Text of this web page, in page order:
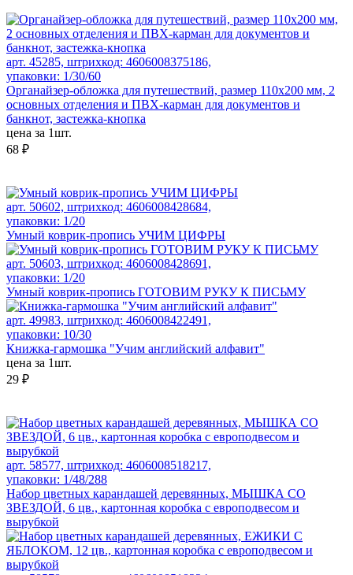
арт. 45285, штрихкод: 4606008375186,
упаковки: 1/30/60
Органайзер-обложка для путешествий, размер 110х200 мм, 2
основных отделения и ПВХ-карман для документов и
банкнот, застежка-кнопка
цена за 1шт.
68 ₽
арт. 50602, штрихкод: 4606008428684,
упаковки: 1/20
Умный коврик-пропись УЧИМ ЦИФРЫ
арт. 50603, штрихкод: 4606008428691,
упаковки: 1/20
Умный коврик-пропись ГОТОВИМ РУКУ К ПИСЬМУ
арт. 49983, штрихкод: 4606008422491,
упаковки: 10/30
Книжка-гармошка "Учим английский алфавит"
цена за 1шт.
29 ₽
арт. 58577, штрихкод: 4606008518217,
упаковки: 1/48/288
Набор цветных карандашей деревянных, МЫШКА СО
ЗВЕЗДОЙ, 6 цв., картонная коробка с европодвесом и
вырубкой